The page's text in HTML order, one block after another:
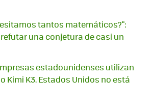
tantos matemáticos?":
una conjetura de casi un
estadounidenses utilizan
Kimi K3. Estados Unidos no está